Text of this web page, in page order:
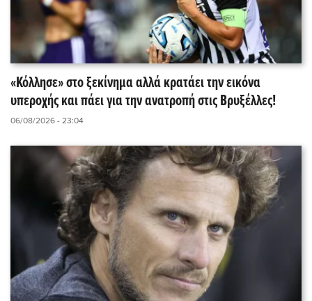
«Κόλλησε» στο ξεκίνημα αλλά κρατάει την εικόνα
υπεροχής και πάει για την ανατροπή στις Βρυξέλλες!
06/08/2026 - 23:04